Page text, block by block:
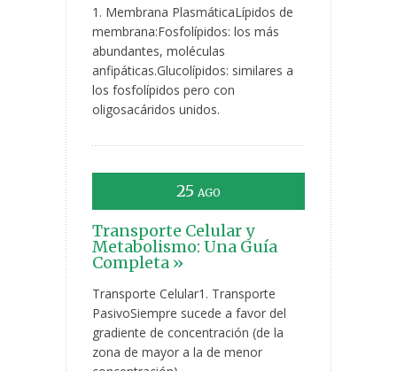
1. Membrana PlasmáticaLípidos de
membrana:Fosfolípidos: los más
abundantes, moléculas
anfipáticas.Glucolípidos: similares a
los fosfolípidos pero con
oligosacáridos unidos.
25 AGO
Transporte Celular y
Metabolismo: Una Guía
Completa »
Transporte Celular1. Transporte
PasivoSiempre sucede a favor del
gradiente de concentración (de la
zona de mayor a la de menor